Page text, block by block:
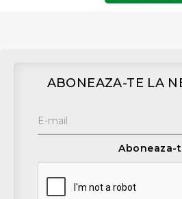
ABONEAZA-TE LA
Aboneaza-